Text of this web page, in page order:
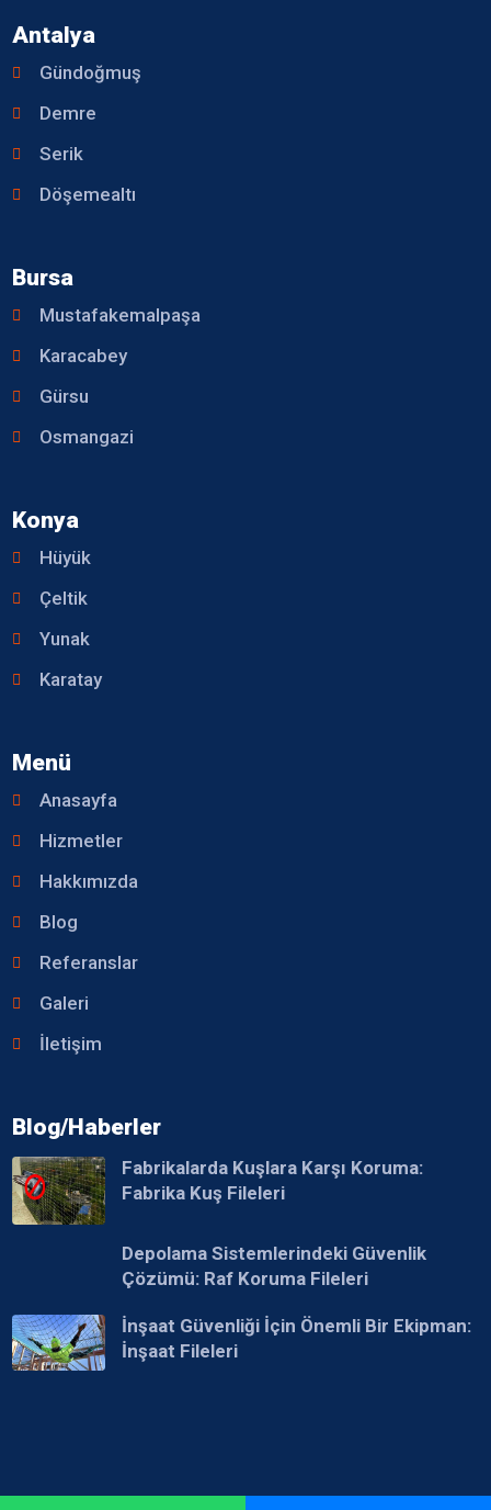
Antalya
Gündoğmuş
Demre
Serik
Döşemealtı
Bursa
Mustafakemalpaşa
Karacabey
Gürsu
Osmangazi
Konya
Hüyük
Çeltik
Yunak
Karatay
Menü
Anasayfa
Hizmetler
Hakkımızda
Blog
Referanslar
Galeri
İletişim
Blog/Haberler
Fabrikalarda Kuşlara Karşı Koruma:
Fabrika Kuş Fileleri
Depolama Sistemlerindeki Güvenlik
Çözümü: Raf Koruma Fileleri
İnşaat Güvenliği İçin Önemli Bir Ekipman:
İnşaat Fileleri